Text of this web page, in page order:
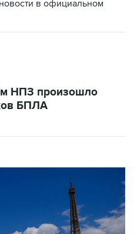
в официальном
НПЗ произошло
БПЛА